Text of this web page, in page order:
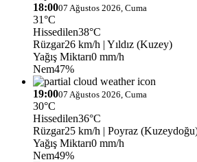
18:0007 Ağustos 2026, Cuma
31°C
Hissedilen38°C
Rüzgar26 km/h | Yıldız (Kuzey)
Yağış Miktarı0 mm/h
Nem47%
19:0007 Ağustos 2026, Cuma
30°C
Hissedilen36°C
Rüzgar25 km/h | Poyraz
Yağış Miktarı0 mm/h
Nem49%